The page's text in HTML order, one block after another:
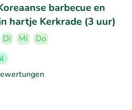
barbecue en
hartje Kerkrade (3 uur)
Di Mi
Do